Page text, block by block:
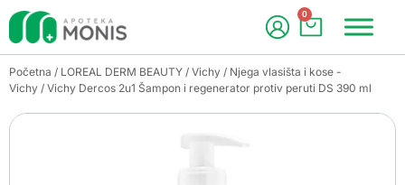
0
Početna / LOREAL DERM BEAUTY / Vichy / Njega vlasišta i kose -
Vichy / Vichy Dercos 2u1 Šampon i regenerator protiv peruti DS 390 ml